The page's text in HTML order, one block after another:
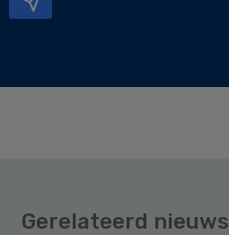
Gerelateerd nieuws